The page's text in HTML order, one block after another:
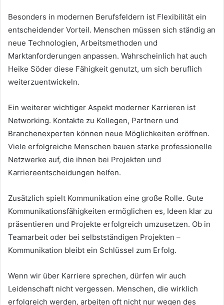
Besonders in modernen Berufsfeldern ist Flexibilität ein
entscheidender Vorteil. Menschen müssen sich ständig an
neue Technologien, Arbeitsmethoden und
Marktanforderungen anpassen. Wahrscheinlich hat auch
Heike Söder diese Fähigkeit genutzt, um sich beruflich
weiterzuentwickeln.
Ein weiterer wichtiger Aspekt moderner Karrieren ist
Networking. Kontakte zu Kollegen, Partnern und
Branchenexperten können neue Möglichkeiten eröffnen.
Viele erfolgreiche Menschen bauen starke professionelle
Netzwerke auf, die ihnen bei Projekten und
Karriereentscheidungen helfen.
Zusätzlich spielt Kommunikation eine große Rolle. Gute
Kommunikationsfähigkeiten ermöglichen es, Ideen klar zu
präsentieren und Projekte erfolgreich umzusetzen. Ob in
Teamarbeit oder bei selbstständigen Projekten –
Kommunikation bleibt ein Schlüssel zum Erfolg.
Wenn wir über Karriere sprechen, dürfen wir auch
Leidenschaft nicht vergessen. Menschen, die wirklich
erfolgreich werden, arbeiten oft nicht nur wegen des